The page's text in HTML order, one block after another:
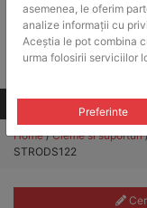
Products
search
Toate produsele
Home/Cleme si suporturi
STRODS122
asemenea, le oferim
analize informații cu
Aceștia le pot combina
urma folosirii serviciilor
Preferinte